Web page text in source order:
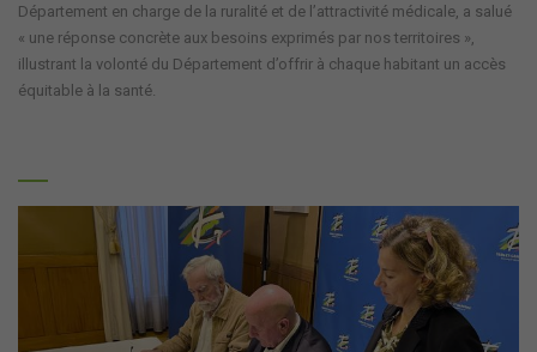
Département en charge de la ruralité et de l’attractivité médicale, a salué
« une réponse concrète aux besoins exprimés par nos territoires »,
illustrant la volonté du Département d’offrir à chaque habitant un accès
équitable à la santé.